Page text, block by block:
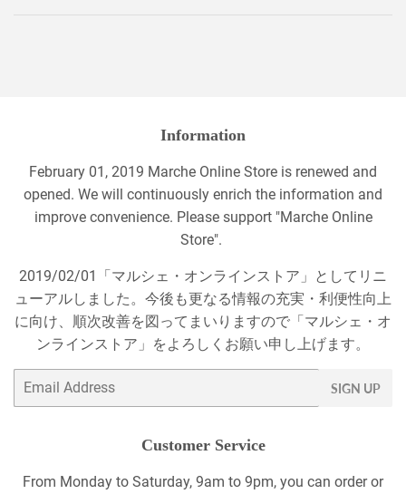
Information
February 01, 2019 Marche Online Store is renewed and
opened. We will continuously enrich the information and
improve convenience. Please support "Marche Online
Store".
2019/02/01「マルシェ・オンラインストア」としてリニ
ューアルしました。今後も更なる情報の充実・利便性向上
に向け、順次改善を図ってまいりますので「マルシェ・オ
ンラインストア」をよろしくお願い申し上げます。
Email
SIGN UP
Customer Service
From Monday to Saturday, 9am to 9pm, you can order or